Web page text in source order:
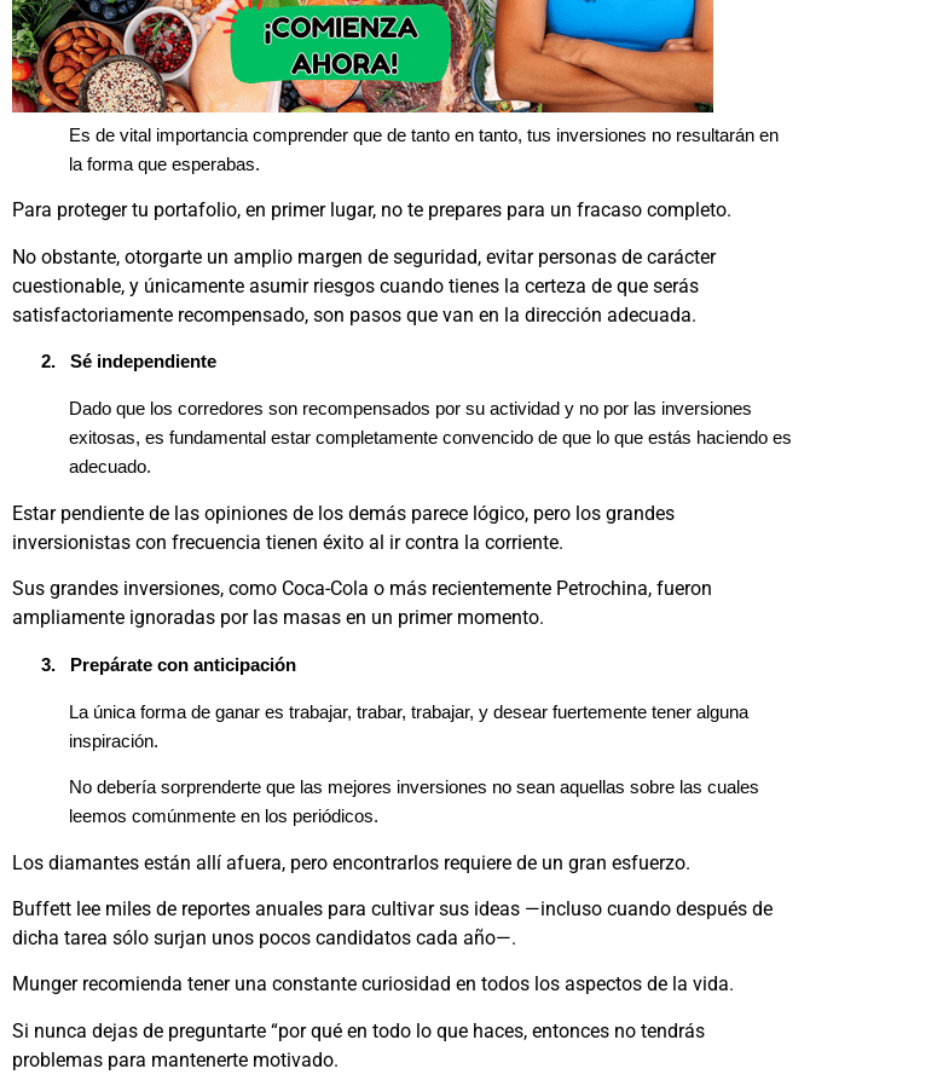
Es de vital importancia comprender que de tanto en tanto, tus inversiones no resultarán en
la forma que esperabas.
Para proteger tu portafolio, en primer lugar, no te prepares para un fracaso completo.
No obstante, otorgarte un amplio margen de seguridad, evitar personas de carácter
cuestionable, y únicamente asumir riesgos cuando tienes la certeza de que serás
satisfactoriamente recompensado, son pasos que van en la dirección adecuada.
2. Sé independiente
Dado que los corredores son recompensados por su actividad y no por las inversiones
exitosas, es fundamental estar completamente convencido de que lo que estás haciendo es
adecuado.
Estar pendiente de las opiniones de los demás parece lógico, pero los grandes
inversionistas con frecuencia tienen éxito al ir contra la corriente.
Sus grandes inversiones, como Coca-Cola o más recientemente Petrochina, fueron
ampliamente ignoradas por las masas en un primer momento.
3. Prepárate con anticipación
La única forma de ganar es trabajar, trabar, trabajar, y desear fuertemente tener alguna
inspiración.
No debería sorprenderte que las mejores inversiones no sean aquellas sobre las cuales
leemos comúnmente en los periódicos.
Los diamantes están allí afuera, pero encontrarlos requiere de un gran esfuerzo.
Buffett lee miles de reportes anuales para cultivar sus ideas —incluso cuando después de
dicha tarea sólo surjan unos pocos candidatos cada año—.
Munger recomienda tener una constante curiosidad en todos los aspectos de la vida.
Si nunca dejas de preguntarte “por qué en todo lo que haces, entonces no tendrás
problemas para mantenerte motivado.